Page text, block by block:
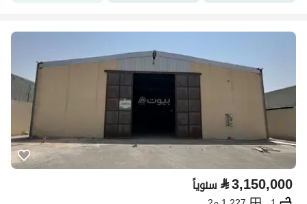
⃁3,150,000 سنوياً